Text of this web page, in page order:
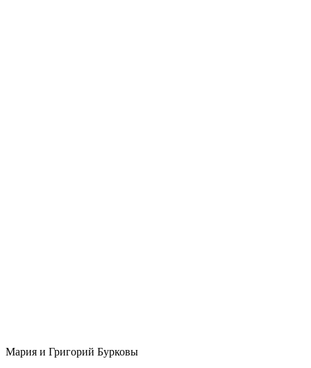
Мария и Григорий Бурковы